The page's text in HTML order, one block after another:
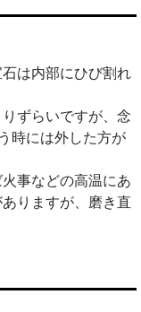
は内部にひび割れ
ずらいですが、念
時には外した方が
事などの高温にあ
りますが、磨き直